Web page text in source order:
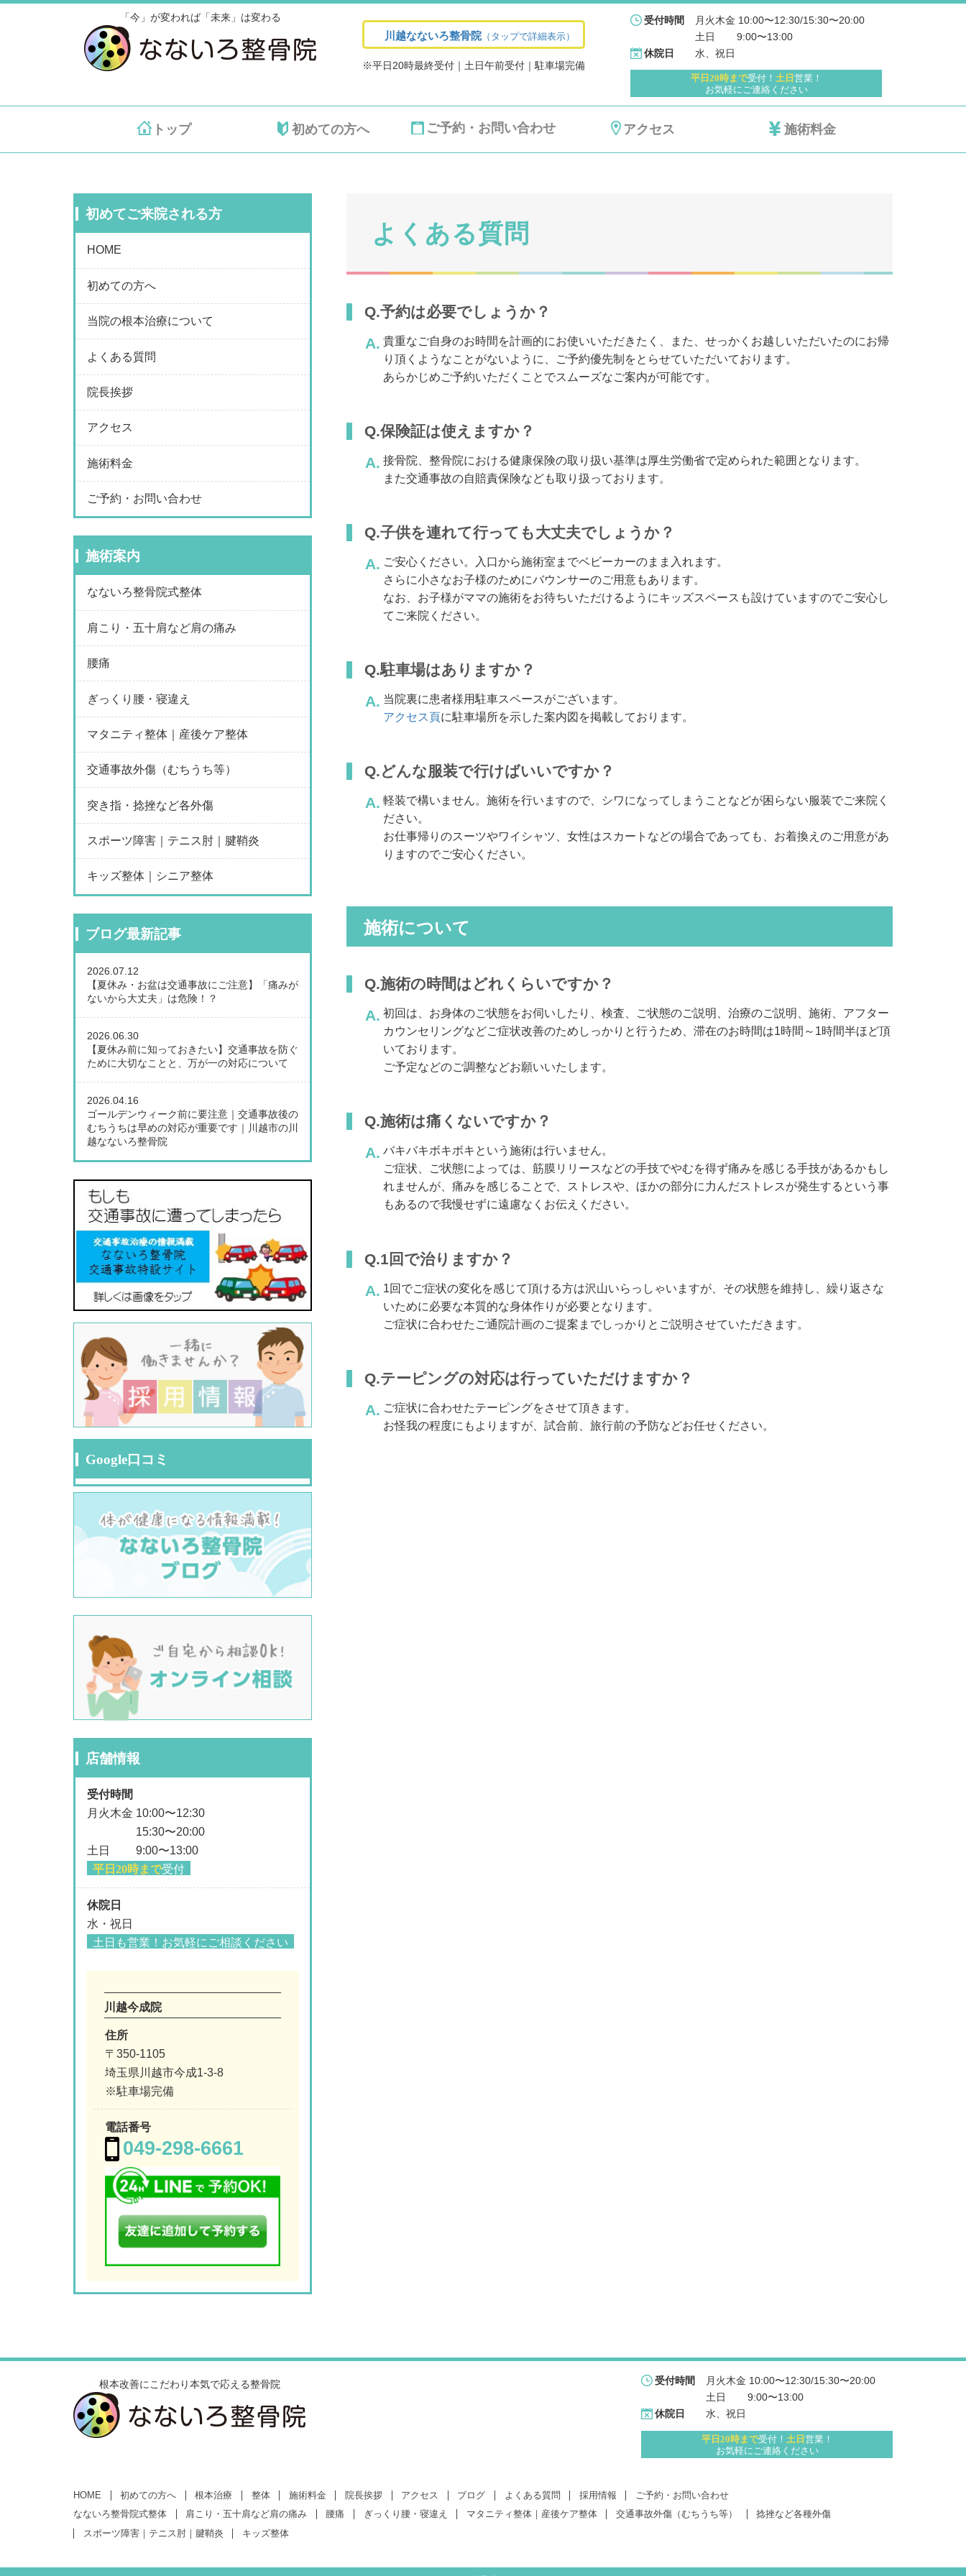
「今」が変われば「未来」は変わる
川越なないろ整骨院（タップで詳細表示）
※平日20時最終受付｜土日午前受付｜駐車場完備
受付時間
月火木金 10:00〜12:30/15:30〜20:00
土日 　   9:00〜13:00
休院日 水、祝日
平日20時まで受付！ 土日 営業！
お気軽にご連絡ください
トップ 初めての方へ ご予約・お問い合わせ アクセス 施術料金
よくある質問
Q.予約は必要でしょうか？
貴重なご自身のお時間を計画的にお使いいただきたく、また、せっかくお越しいただいたのにお帰
り頂くようなことがないように、ご予約優先制をとらせていただいております。
あらかじめご予約いただくことでスムーズなご案内が可能です。
Q.保険証は使えますか？
接骨院、整骨院における健康保険の取り扱い基準は厚生労働省で定められた範囲となります。
また交通事故の自賠責保険なども取り扱っております。
Q.子供を連れて行っても大丈夫でしょうか？
ご安心ください。入口から施術室までベビーカーのまま入れます。
さらに小さなお子様のためにバウンサーのご用意もあります。
なお、お子様がママの施術をお待ちいただけるようにキッズスペースも設けていますのでご安心し
てご来院ください。
Q.駐車場はありますか？
当院裏に患者様用駐車スペースがございます。
アクセス頁に駐車場所を示した案内図を掲載しております。
Q.どんな服装で行けばいいですか？
軽装で構いません。施術を行いますので、シワになってしまうことなどが困らない服装でご来院く
ださい。
お仕事帰りのスーツやワイシャツ、女性はスカートなどの場合であっても、お着換えのご用意があ
りますのでご安心ください。
施術について
Q.施術の時間はどれくらいですか？
初回は、お身体のご状態をお伺いしたり、検査、ご状態のご説明、治療のご説明、施術、アフター
カウンセリングなどご症状改善のためしっかりと行うため、滞在のお時間は1時間～1時間半ほど頂
いております。
ご予定などのご調整などお願いいたします。
Q.施術は痛くないですか？
バキバキボキボキという施術は行いません。
ご症状、ご状態によっては、筋膜リリースなどの手技でやむを得ず痛みを感じる手技があるかもし
れませんが、痛みを感じることで、ストレスや、ほかの部分に力んだストレスが発生するという事
もあるので我慢せずに遠慮なくお伝えください。
Q.1回で治りますか？
1回でご症状の変化を感じて頂ける方は沢山いらっしゃいますが、その状態を維持し、繰り返さな
いために必要な本質的な身体作りが必要となります。
ご症状に合わせたご通院計画のご提案までしっかりとご説明させていただきます。
Q.テーピングの対応は行っていただけますか？
ご症状に合わせたテーピングをさせて頂きます。
お怪我の程度にもよりますが、試合前、旅行前の予防などお任せください。
初めてご来院される方
HOME
初めての方へ
当院の根本治療について
よくある質問
院長挨拶
アクセス
施術料金
ご予約・お問い合わせ
施術案内
なないろ整骨院式整体
肩こり・五十肩など肩の痛み
腰痛
ぎっくり腰・寝違え
マタニティ整体｜産後ケア整体
交通事故外傷（むちうち等）
突き指・捻挫など各外傷
スポーツ障害｜テニス肘｜腱鞘炎
キッズ整体｜シニア整体
ブログ最新記事
2026.07.12
【夏休み・お盆は交通事故にご注意】「痛みが
ないから大丈夫」は危険！？
2026.06.30
【夏休み前に知っておきたい】交通事故を防ぐ
ために大切なことと、万が一の対応について
2026.04.16
ゴールデンウィーク前に要注意｜交通事故後の
むちうちは早めの対応が重要です｜川越市の川
越なないろ整骨院
Google口コミ
店舗情報
受付時間
月火木金 10:00〜12:30
15:30〜20:00
土日 9:00〜13:00
平日20時まで受付
休院日
水・祝日
土日も営業！お気軽にご相談ください
川越今成院
住所
〒350-1105
埼玉県川越市今成1-3-8
※駐車場完備
電話番号
049-298-6661
根本改善にこだわり本気で応える整骨院 受付時間
月火木金 10:00〜12:30/15:30〜20:00
土日 　   9:00〜13:00
休院日 水、祝日
平日20時まで受付！ 土日営業！
お気軽にご連絡ください
HOME 初めての方へ 根本治療 整体 施術料金 院長挨拶 アクセス ブログ よくある質問 採用情報
ご予約・お問い合わせ
なないろ整骨院式整体
肩こり・五十肩など肩の痛み 腰痛 ぎっくり腰・寝違え マタニティ整体｜産後ケア整体 交通事故外傷（むちうち等）
捻挫など各種外傷
スポーツ障害｜テニス肘｜腱鞘炎
キッズ整体